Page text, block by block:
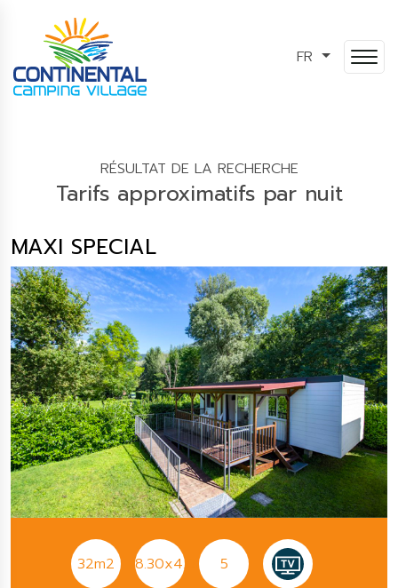
FR
RÉSULTAT DE LA RECHERCHE
Tarifs approximatifs par nuit
MAXI SPECIAL
32m2 8.30x4.00 5